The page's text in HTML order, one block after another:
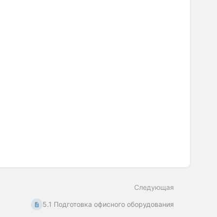
Следующая
5.1 Подготовка офисного оборудования